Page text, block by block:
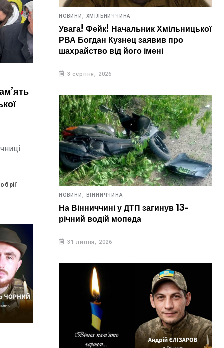
НОВИНИ, ХМІЛЬНИЧЧИНА
Увага! Фейк! Начальник Хмільницької
РВА Богдан Кузнец заявив про
шахрайство від його імені
3 серпня, 2026
НОВИНИ, ВІННИЧЧИНА
На Вінниччині у ДТП загинув 13-
річний водій мопеда
31 липня, 2026